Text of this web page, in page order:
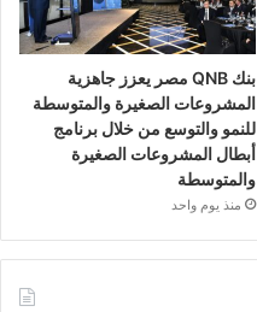
بنك QNB مصر يعزز جاهزية
المشروعات الصغيرة والمتوسطة
للنمو والتوسع من خلال برنامج
أبطال المشروعات الصغيرة
والمتوسطة
منذ يوم واحد